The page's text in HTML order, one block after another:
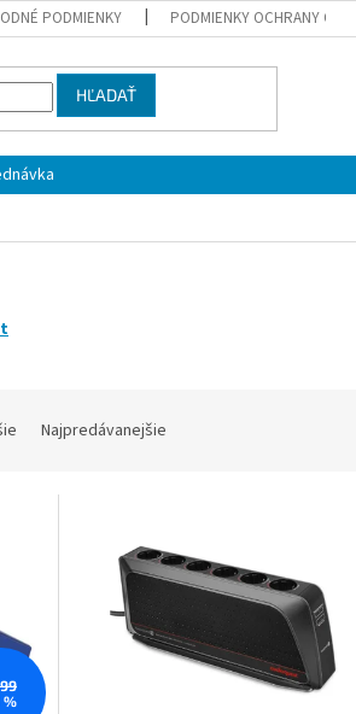
PODMIENKY PODMIENKY OCHRANY
HĽADAŤ
Najpredávanejšie
%